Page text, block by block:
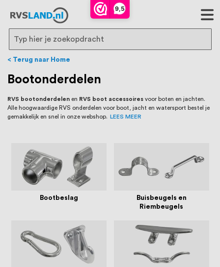
9,5
RVS Land is een écht familiebedrijf met
bijna 20 jaar ervaring in RVS producten
voor binnen- en buitenhuis, waaronder
trapleuningen, deurbeslag,
ventilatieroosters en bouwbeslag. In onze
webshop vind je het grootste assortiment
van Nederland en België, met meer dan
direct uit voorraad leverbaar. Wij hebben
tevens een eigen werkplaats waar we
RVS op maat produceren, geheel volgens
jouw specifieke wensen. Al sinds onze
ons voorop, want we geloven dat een
goede relatie met onze klanten het
Search
Terug naar Home
Bootonderdelen
RVS bootonderdelen en RVS boot accessoires voor boten en jachten.
Alle hoogwaardige RVS onderdelen voor boot, jacht en watersport bestel je
gemakkelijk en snel in onze webshop.
LEES MEER
Bootbeslag
Buisbeugels en
Riembeugels